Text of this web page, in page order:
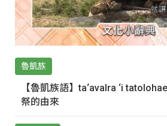
魯凱族
【魯凱族語】ta‘avalra ‘i
祭的由來